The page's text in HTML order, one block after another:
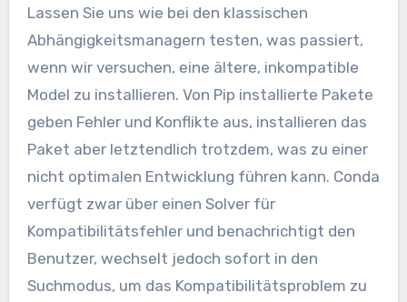
Lassen Sie uns wie bei den klassischen
Abhängigkeitsmanagern testen, was passiert,
wenn wir versuchen, eine ältere, inkompatible
Model zu installieren. Von Pip installierte Pakete
geben Fehler und Konflikte aus, installieren das
Paket aber letztendlich trotzdem, was zu einer
nicht optimalen Entwicklung führen kann. Conda
verfügt zwar über einen Solver für
Kompatibilitätsfehler und benachrichtigt den
Benutzer, wechselt jedoch sofort in den
Suchmodus, um das Kompatibilitätsproblem zu